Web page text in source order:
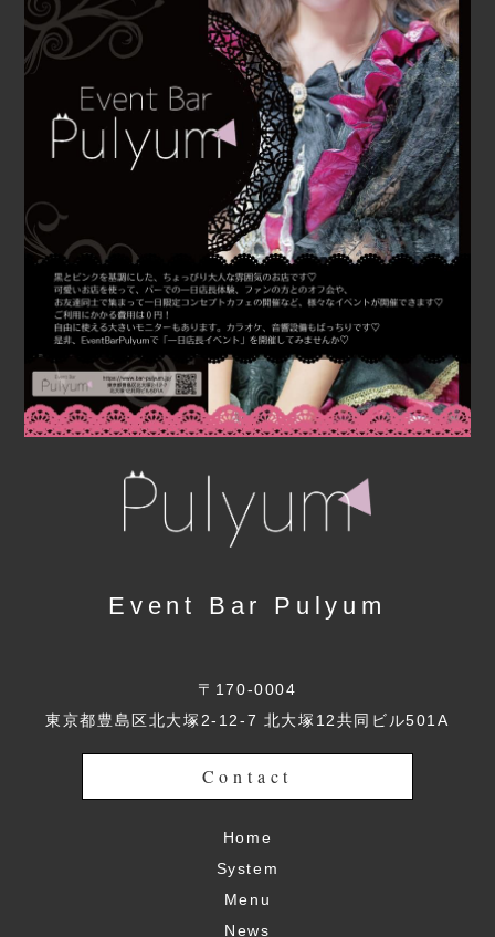
Event Bar Pulyum
〒170-0004
東京都豊島区北大塚2-12-7 北大塚12共同ビル501A
Contact
Home
System
Menu
News